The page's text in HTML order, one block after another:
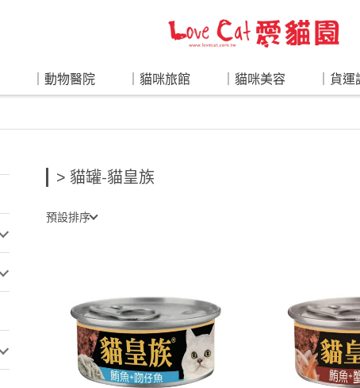
｜動物醫院 ｜貓咪旅館 ｜貓咪美容 ｜貨運
> 貓罐-貓皇族
預設排序